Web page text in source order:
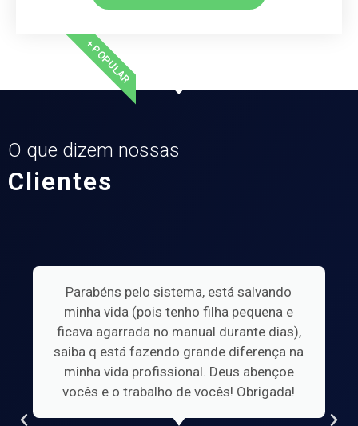
+ POPULAR
O que dizem nossas
Clientes
Parabéns pelo sistema, está salvando
minha vida (pois tenho filha pequena e
ficava agarrada no manual durante dias),
saiba q está fazendo grande diferença na
minha vida profissional. Deus abençoe
vocês e o trabalho de vocês! Obrigada!